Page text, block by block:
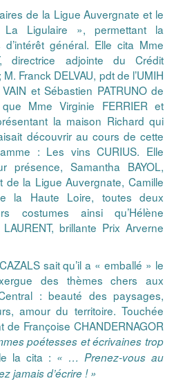
de la Ligue Auvergnate et le
Ligulaire », permettant la
d’intérêt général. Elle cita Mme
directrice adjointe du Crédit
Franck DELVAU, pdt de l’UMIH
et Sébastien PATRUNO de
Mme Virginie FERRIER et
la maison Richard qui
découvrir au cours de cette
: Les vins CURIUS. Elle
présence, Samantha BAYOL,
de la Ligue Auvergnate, Camille
la Haute Loire, toutes deux
costumes ainsi qu’Hélène
brillante Prix Arverne
sait qu’il a « emballé » le
des thèmes chers aux
: beauté des paysages,
amour du territoire. Touchée
Françoise CHANDERNAGOR
poétesses et écrivaines trop
la cita : « … Prenez-vous au
jamais d’écrire ! »